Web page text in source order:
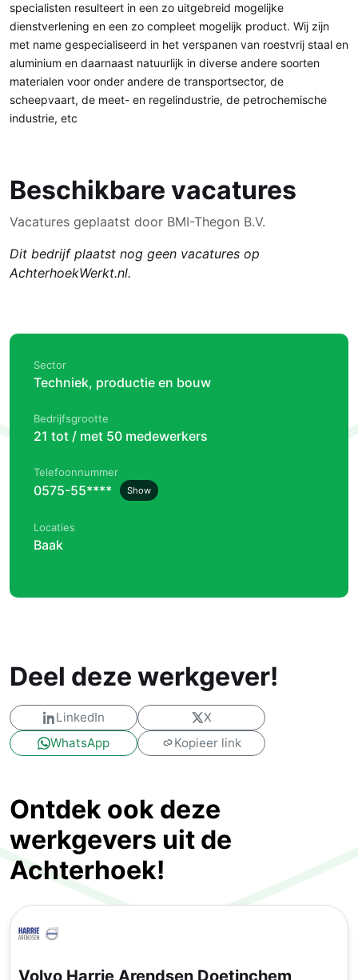
specialisten resulteert in een zo uitgebreid mogelijke
dienstverlening en een zo compleet mogelijk product. Wij zijn
met name gespecialiseerd in het verspanen van roestvrij staal en
aluminium en daarnaast natuurlijk in diverse andere soorten
materialen voor onder andere de transportsector, de
scheepvaart, de meet- en regelindustrie, de petrochemische
industrie, etc
Beschikbare vacatures
Vacatures geplaatst door BMI-Thegon B.V.
Dit bedrijf plaatst nog geen vacatures op
AchterhoekWerkt.nl.
Sector
Techniek, productie en bouw
Bedrijfsgrootte
21 tot / met 50 medewerkers
Telefoonnummer
0575-55**** Show
Locaties
Baak
Deel deze werkgever!
LinkedIn
X
WhatsApp
Kopieer link
Ontdek ook deze
werkgevers uit de
Achterhoek!
Volvo Harrie Arendsen Doetinchem